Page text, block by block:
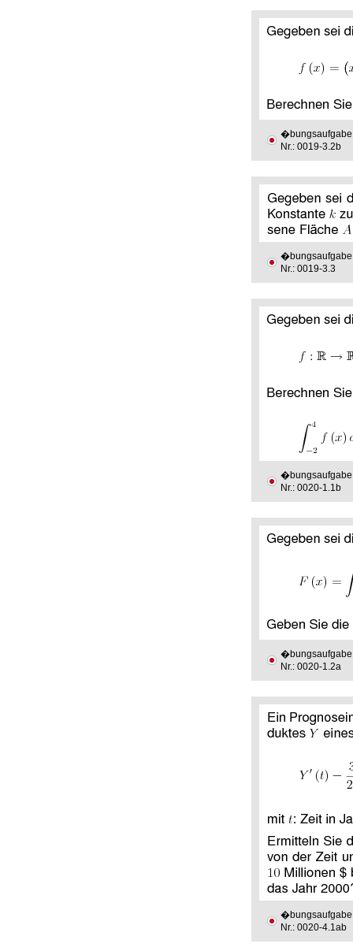
�bungsaufgabe
Nr.: 0019-3.2b
�bungsaufgabe
Nr.: 0019-3.3
�bungsaufgabe
Nr.: 0020-1.1b
�bungsaufgabe
Nr.: 0020-1.2a
�bungsaufgabe
Nr.: 0020-4.1ab